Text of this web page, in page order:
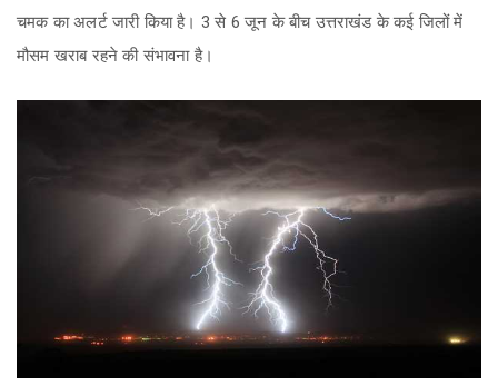
चमक का अलर्ट जारी किया है। 3 से 6 जून के बीच उत्तराखंड के कई जिलों में
मौसम खराब रहने की संभावना है।